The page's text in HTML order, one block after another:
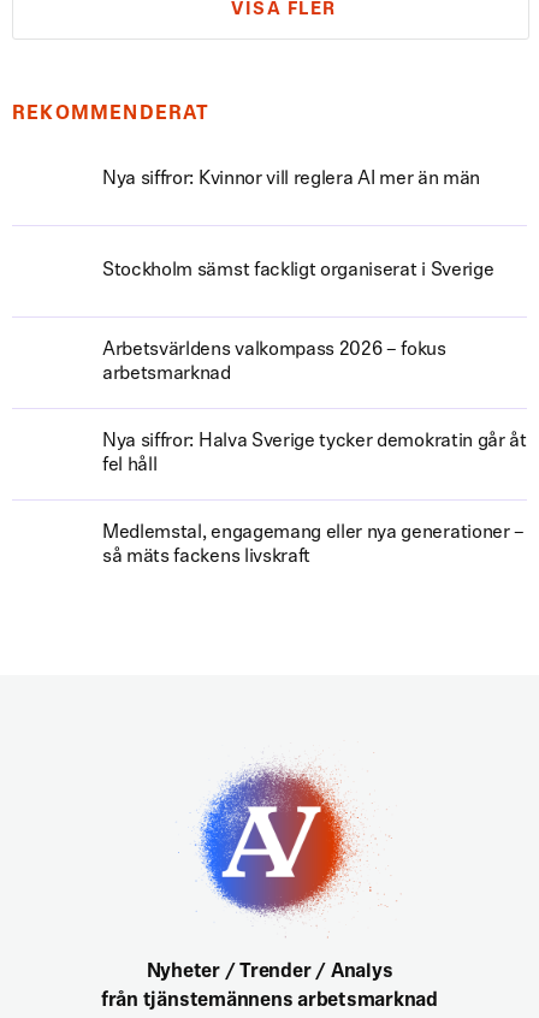
VISA FLER
REKOMMENDERAT
Nya siffror: Kvinnor vill reglera AI mer än män
Stockholm sämst fackligt organiserat i Sverige
Arbetsvärldens valkompass 2026 – fokus
arbetsmarknad
Nya siffror: Halva Sverige tycker demokratin går åt
fel håll
Medlemstal, engagemang eller nya generationer –
så mäts fackens livskraft
Nyheter / Trender / Analys
från tjänstemännens arbetsmarknad